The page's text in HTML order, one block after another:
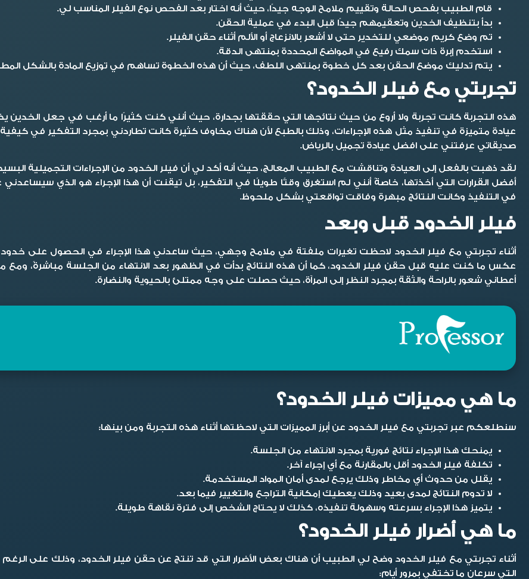
قام الطبيب بفحص الحالة وتقييم ملامح الوجه جيدًا، حيث أنه اختار بعد الفحص نوع الفيلر المناسب لي.
بدأ بتنظيف الخدين وتعقيمهم جيدًا قبل البدء في عملية الحقن.
تم وضع كريم موضعي للتخدير حتى لا أشعر بالانزعاج أو الألم أثناء حقن الفيلر.
استخدم إبرة ذات سمك رفيع في المواضع المحددة بمنتهى الدقة.
يتم تدليك موضع الحقن بعد كل خطوة بمنتهى اللطف، حيث أن هذه الخطوة تساهم في توزيع المادة بالشكل المطلوب،
تجربتي مع فيلر الخدود؟
هذه التجربة كانت تجربة ولا أروع من حيث نتائجها التي حققتها بجدارة، حيث أنني كنت كثيرًا ما أرغب في جعل
عيادة متميزة في تنفيذ مثل هذه الإجراءات، وذلك بالطبع لأن هناك مخاوف كثيرة كانت تطاردني بمجرد التفكير في كيفية
صديقاتي عرفتني على افضل عيادة تجميل بالرياض.
لقد ذهبت بالفعل إلى العيادة وتناقشت مع الطبيب المعالج، حيث أنه أكد لي أن فيلر الخدود من الإجراءات التجميلية
أفضل القرارات التي أخذتها، خاصةً أنني لم استغرق وقتًا طويلًا في التفكير، بل تيقنت أن هذا الإجراء هو الذي
في التنفيذ وكانت النتائج مبهرة وفاقت تواقعتي بشكل ملحوظ.
فيلر الخدود قبل وبعد
أثناءتجربتي مع فيلر الخدود لاحظت تغيرات ملفتة في ملامح وجهي، حيث ساعدني هذا الإجراء في الحصول على خدود
عكس ما كنت عليه قبل حقن فيلر الخدود، كما أن هذه النتائج بدأت في الظهور بعد الانتهاء من الجلسة مباشرةً، ومع
أعطاني شعور بالراحة والثقة بمجرد النظر إلى المرآة، حيث حصلت على وجه ممتلئ بالحيوية والنضارة.
ما هي مميزات فيلر الخدود؟
سنطلعكم عبر تجربتي مع فيلر الخدود عن أبرز المميزات التي لاحظتها أثناء هذه التجربة ومن بينها:
يمنحك هذا الإجراء نتائج فورية بمجرد الانتهاء من الجلسة.
تكلفة فيلر الخدود أقل بالمقارنة مع أي إجراء آخر.
يقلل من حدوث أي مخاطر وذلك يرجع لمدى أمان المواد المستخدمة.
لا تدوم النتائج لمدى بعيد وذلك يعطيك إمكانية التراجع والتغيير فيما بعد.
يتميز هذا الإجراء بسرعته وسهولة تنفيذه، كذلك لا يحتاج الشخص إلى فترة نقاهة طويلة.
ما هي أضرار فيلر الخدود؟
أثناء تجربتي مع فيلر الخدود وضح لي الطبيب أن هناك بعض الأضرار التي قد تنتج عن حقن فيلر الخدود، وذلك على الرغم
التي سرعان ما تختفي بمرور أيام: